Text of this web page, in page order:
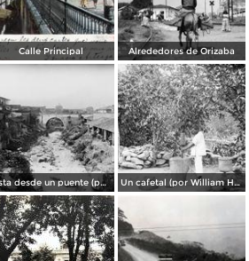
Calle Principal Alrededores de Orizaba
Vista desde un puente (por William Henry Jackson, c. 1892) Un cafetal (por William Henry Jackson, c. 1892)